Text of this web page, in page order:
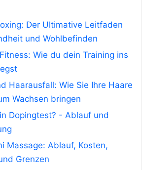
Der Ultimative Leitfaden
und Wohlbefinden
Wie du dein Training ins
Haarausfall: Wie Sie Ihre Haare
Wachsen bringen
Dopingtest? - Ablauf und
Massage: Ablauf, Kosten,
Grenzen